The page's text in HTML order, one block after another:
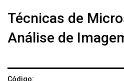
Técnicas de Microscopia e
Análise de
Código: